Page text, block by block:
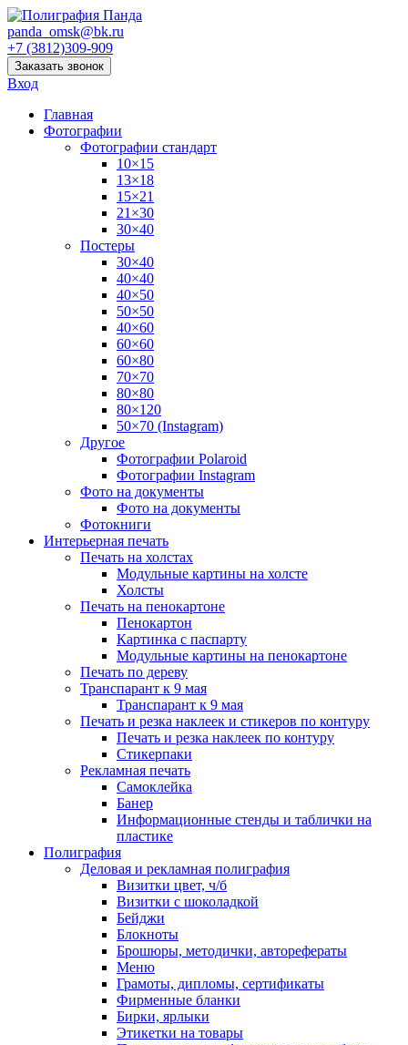
panda_omsk@bk.ru
+7 (3812)309-909
Заказать звонок
Вход
Главная
Фотографии
Фотографии стандарт
10×15
13×18
15×21
21×30
30×40
Постеры
30×40
40×40
40×50
50×50
40×60
60×60
60×80
70×70
80×80
80×120
50×70 (Instagram)
Другое
Фотографии Polaroid
Фотографии Instagram
Фото на документы
Фото на документы
Фотокниги
Интерьерная печать
Печать на холстах
Модульные картины на холсте
Холсты
Печать на пенокартоне
Пенокартон
Картинка с паспарту
Модульные картины на пенокартоне
Печать по дереву
Транспарант к 9 мая
Транспарант к 9 мая
Печать и резка наклеек и стикеров по контуру
Печать и резка наклеек по контуру
Стикерпаки
Рекламная печать
Самоклейка
Банер
Информационные стенды и таблички на
пластике
Полиграфия
Деловая и рекламная полиграфия
Визитки цвет, ч/б
Визитки с шоколадкой
Бейджи
Блокноты
Брошюры, методички, авторефераты
Меню
Грамоты, дипломы, сертификаты
Фирменные бланки
Бирки, ярлыки
Этикетки на товары